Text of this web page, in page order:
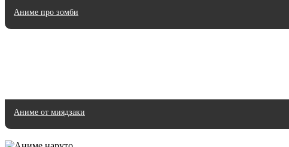
Аниме про зомби
Аниме от миядзаки